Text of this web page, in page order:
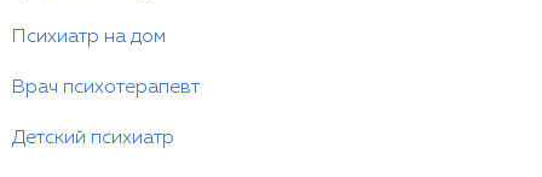
Психиатр на дом
Врач психотерапевт
Детский психиатр